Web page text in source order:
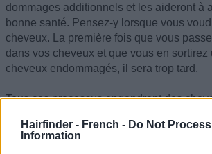
Hairfinder - French - Do Not
Information
dommages additionnels et les aideront à
bonne santé. Pensez-y lorsque vous
cheveux. La première fois que vous
dans vos cheveux et que vous en sortirez
cheveux endommagés, il sera trop tard.
Tous ces processus engendrent des
et affaiblis, ayant tendance à casser.
cheveux ethniques qui subissent ces